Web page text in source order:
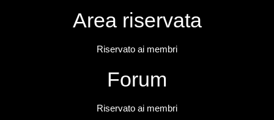
Area riservata
Riservato ai membri
Forum
Riservato ai membri